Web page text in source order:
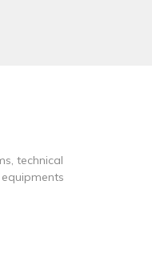
technical